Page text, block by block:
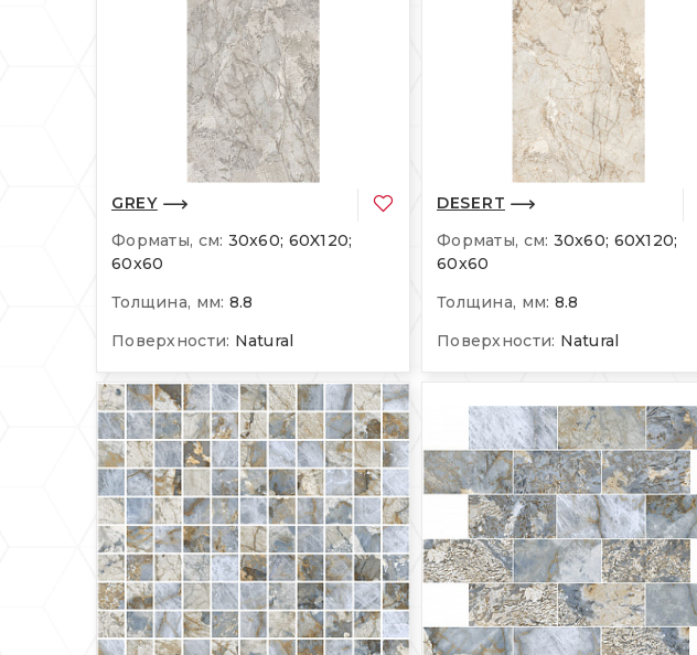
GREY
Форматы, см: 30x60; 60X120;
60x60
Толщина, мм: 8.8
Поверхности: Natural
DESERT
Форматы, см: 30x60; 60X120;
60x60
Толщина, мм: 8.8
Поверхности: Natural